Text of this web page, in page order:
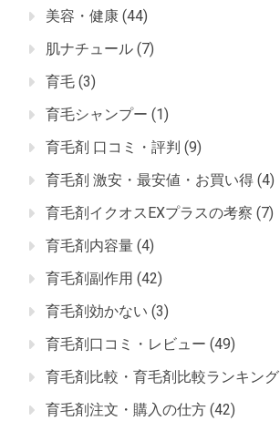
美容・健康 (44)
肌ナチュール (7)
育毛 (3)
育毛シャンプー (1)
育毛剤 口コミ・評判 (9)
育毛剤 激安・最安値・お買い得 (4)
育毛剤イクオスEXプラスの考察 (7)
育毛剤内容量 (4)
育毛剤副作用 (42)
育毛剤効かない (3)
育毛剤口コミ・レビュー (49)
育毛剤比較・育毛剤比較ランキング
育毛剤注文・購入の仕方 (42)